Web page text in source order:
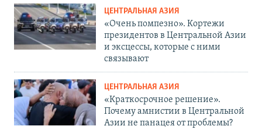
ЦЕНТРАЛЬНАЯ АЗИЯ
«Очень помпезно». Кортежи
президентов в Центральной Азии
и эксцессы, которые с ними
связывают
ЦЕНТРАЛЬНАЯ АЗИЯ
«Краткосрочное решение».
Почему амнистии в Центральной
Азии не панацея от проблемы?